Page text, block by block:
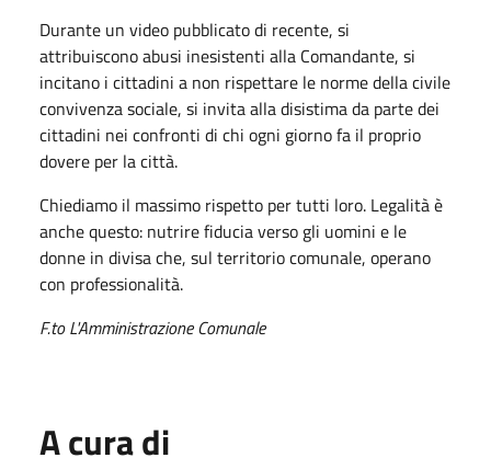
Durante un video pubblicato di recente, si
attribuiscono abusi inesistenti alla Comandante, si
incitano i cittadini a non rispettare le norme della civile
convivenza sociale, si invita alla disistima da parte dei
cittadini nei confronti di chi ogni giorno fa il proprio
dovere per la città.
Chiediamo il massimo rispetto per tutti loro. Legalità è
anche questo: nutrire fiducia verso gli uomini e le
donne in divisa che, sul territorio comunale, operano
con professionalità.
F.to L'Amministrazione Comunale
A cura di